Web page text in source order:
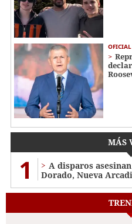
OFICIAL
MÁS
1
A disparos
Dorado, Nueva